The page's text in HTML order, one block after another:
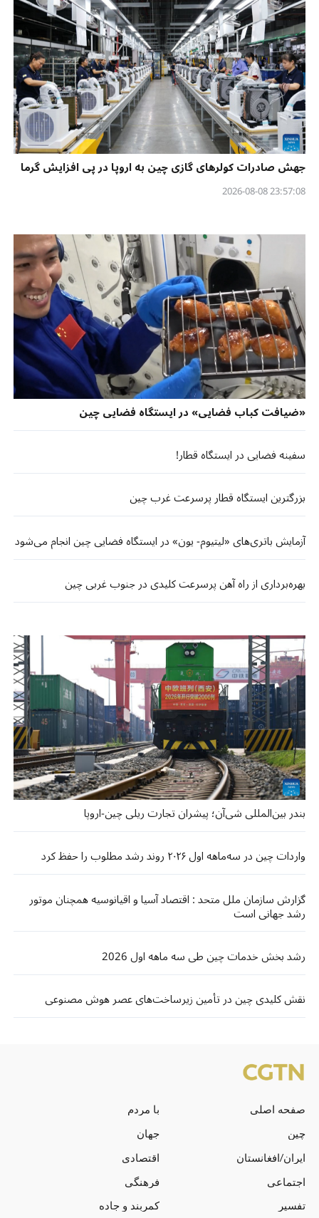
جهش صادرات کولرهای گازی چین به اروپا در پی افزایش گرما
23:57:08 2026-08-08
«ضیافت کباب فضایی» در ایستگاه فضایی چین
سفینه‌ فضایی در ایستگاه قطار!
بزرگترین ایستگاه قطار پرسرعت غرب چین
آزمایش باتری‌های «لیتیوم- یون» در ایستگاه فضایی چین انجام می‌شود
بهره‌برداری از راه آهن پرسرعت کلیدی در جنوب‌ غربی چین
بندر بین‌المللی شی‌آن؛ پیشران تجارت ریلی چین-اروپا
واردات چین در سه‌ماهه اول ۲۰۲۶ روند رشد مطلوب را حفظ کرد
گزارش سازمان ملل متحد : اقتصاد آسیا و اقیانوسیه همچنان موتور
رشد جهانی است
رشد بخش خدمات چین طی سه ماهه اول 2026
نقش کلیدی چین در تأمین زیرساخت‌های عصر هوش مصنوعی
صفحه اصلی
با مردم
چین
جهان
ایران/افغانستان
اقتصادی
اجتماعی
فرهنگی
تفسیر
کمربند و جاده